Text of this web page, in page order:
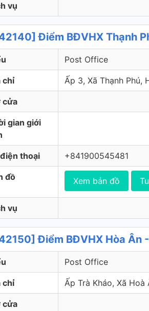
vụ
Điểm BĐVHX Thạnh
Post Office
chỉ Ấp 3, Xã Thạnh Phú,
cửa
gian giới
thoại +841900545481
đồ Xem bản đồ
vụ
Điểm BĐVHX Hòa Ân
Post Office
chỉ Ấp Trà Kháo, Xã Hoà
cửa